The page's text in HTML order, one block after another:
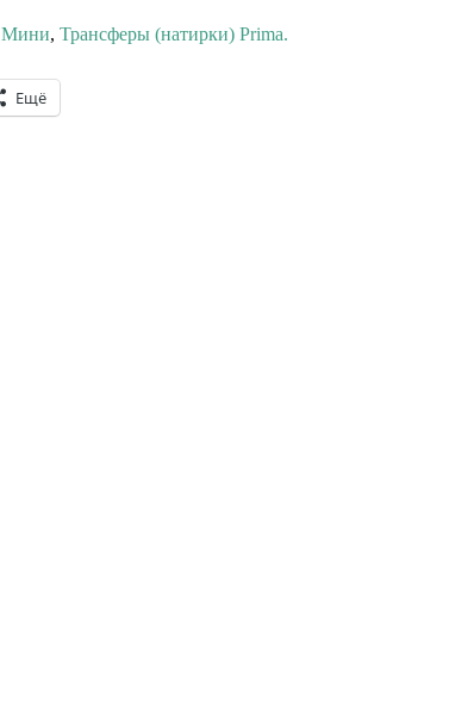
Мини, Трансферы (натирки) Prima.
Ещё